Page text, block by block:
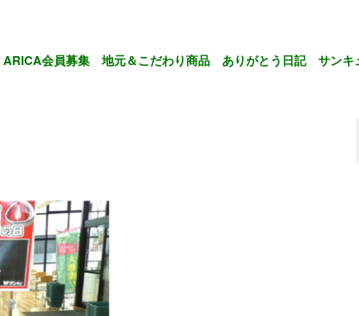
ARICA会員募集 地元＆こだわり商品 ありがとう日記 サンキ